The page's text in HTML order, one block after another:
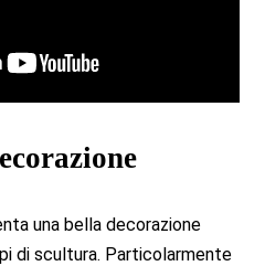
una bella decorazione
di scultura. Particolarmente